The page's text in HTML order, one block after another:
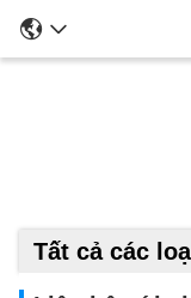
Tất cả các